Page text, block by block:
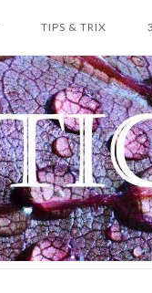
TIPS & TRIX